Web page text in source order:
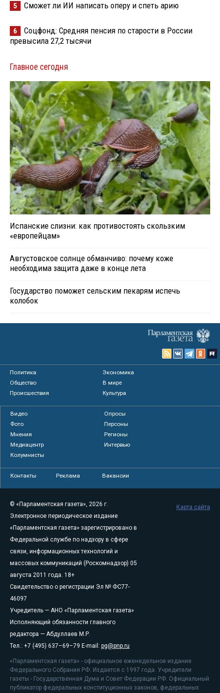
5 Сможет ли ИИ написать оперу и спеть арию
6
Соцфонд: Средняя пенсия по старости в России
превысила 27,2 тысячи
Главное сегодня
Испанские слизни: как противостоять скользким
«европейцам»
Августовское солнце обманчиво: почему коже
необходима защита даже в конце лета
Государство поможет сельским пекарям испечь
колобок
Политика
Экономика
Общество
В мире
Происшествия
Культура
Видео
Опросы
Фото
Персоны
Мнения
Регионы
Медиацентр
Интервью
Колумнисты
Контакты Реклама Вакансии
© «Парламентская газета», 2026 г.
Электронное периодическое издание
«Парламентская газета» зарегистрировано в
Федеральной службе по надзору в сфере
связи, информационных технологий и
массовых коммуникаций (Роскомнадзор) 05
августа 2011 года. 18+
Свидетельство о регистрации Эл № ФС77-
46097
Учредитель — АНО «Парламентская газета»
Исполняющий обязанности главного
редактора — Абдуллаев М.Р.
Тел.: +7 (495) 637–69–79 E-mail: pg@pnp.ru
«Парламентская газета» - официальное еженедельное издание
Федерального Собрания РФ. Издается с 1997 года. Учредители
газеты - Государственная Дума и Совет Федерации РФ. Официальный
публикатор федеральных конституционных законов, федеральных
Карта сайта